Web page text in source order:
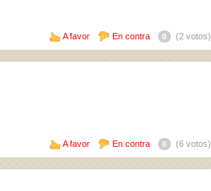
A favor En contra 0 (2 votos)
A favor En contra 0 (6 votos)